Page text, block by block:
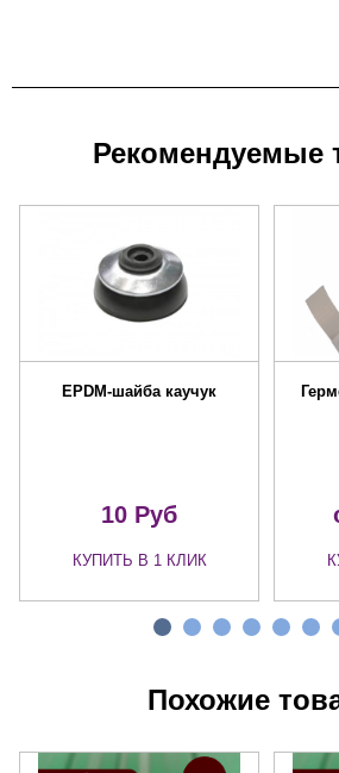
Рекомендуемые
EPDM-шайба каучук
10 Руб
КУПИТЬ В 1 КЛИК
Похожие